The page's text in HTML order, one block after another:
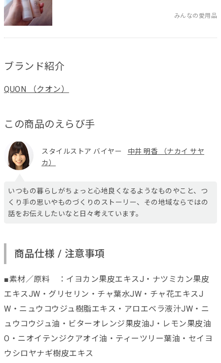
みんなの愛用品
ブランド紹介
QUON （クオン）
この商品のえらび手
スタイルストア バイヤー
中井 明香 （ナカイ サヤ
カ）
いつもの暮らしがちょっと心地良くなるようなものやこと、つ
くり手の思いやものづくりのストーリー、その地域ならではの
話をお伝えしたいなと日々考えています。
商品仕様 / 注意事項
■素材／原料 ：イヨカン果皮エキスJ・ナツミカン果皮
エキスJW・グリセリン・チャ葉水JW・チャ花エキスJ
W・ニュウコウジュ樹脂エキス・アロエベラ液汁JW・ニ
ュウコウジュ油・ビターオレンジ果皮油J・レモン果皮油
O・ニオイテンジクアオイ油・ティーツリー葉油・セイヨ
ウシロヤナギ樹皮エキス